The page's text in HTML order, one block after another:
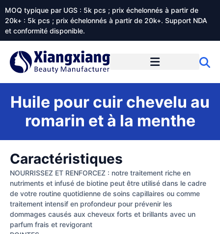
MOQ typique par UGS : 5k pcs ; prix échelonnés à partir de
20k+ : 5k pcs ; prix échelonnés à partir de 20k+. Support NDA
et conformité disponible.
Huile pour cuir chevelu au
romarin et à la menthe
Caractéristiques
NOURRISSEZ ET RENFORCEZ : notre traitement riche en
nutriments et infusé de biotine peut être utilisé dans le cadre
de votre routine quotidienne de soins capillaires ou comme
traitement intensif en profondeur pour prévenir les
dommages causés aux cheveux forts et brillants avec un
parfum frais et revigorant